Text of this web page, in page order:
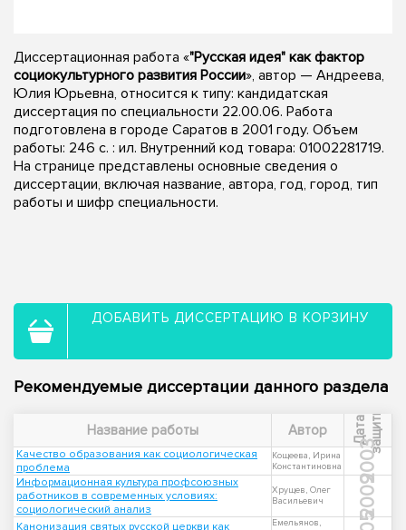
Диссертационная работа «"Русская идея" как фактор
социокультурного развития России», автор — Андреева,
Юлия Юрьевна, относится к типу: кандидатская
диссертация по специальности 22.00.06. Работа
подготовлена в городе Саратов в 2001 году. Объем
работы: 246 с. : ил. Внутренний код товара: 01002281719.
На странице представлены основные сведения о
диссертации, включая название, автора, год, город, тип
работы и шифр специальности.
ДОБАВИТЬ ДИССЕРТАЦИЮ В КОРЗИНУ
Рекомендуемые диссертации данного раздела
Название работы Автор Д
а
т
а
з
а
щ
и
ты
Качество образования как социологическая
проблема
Кощеева, Ирина
Константиновна
2003
Информационная культура профсоюзных
работников в современных условиях:
социологический анализ
Хрущев, Олег
Васильевич
2009
Канонизация святых русской церкви как
Емельянов,